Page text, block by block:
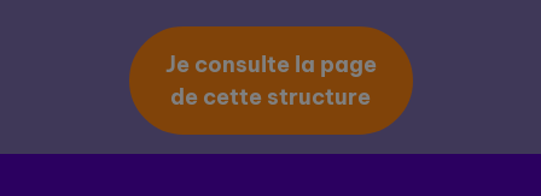
Je consulte la page
de cette structure